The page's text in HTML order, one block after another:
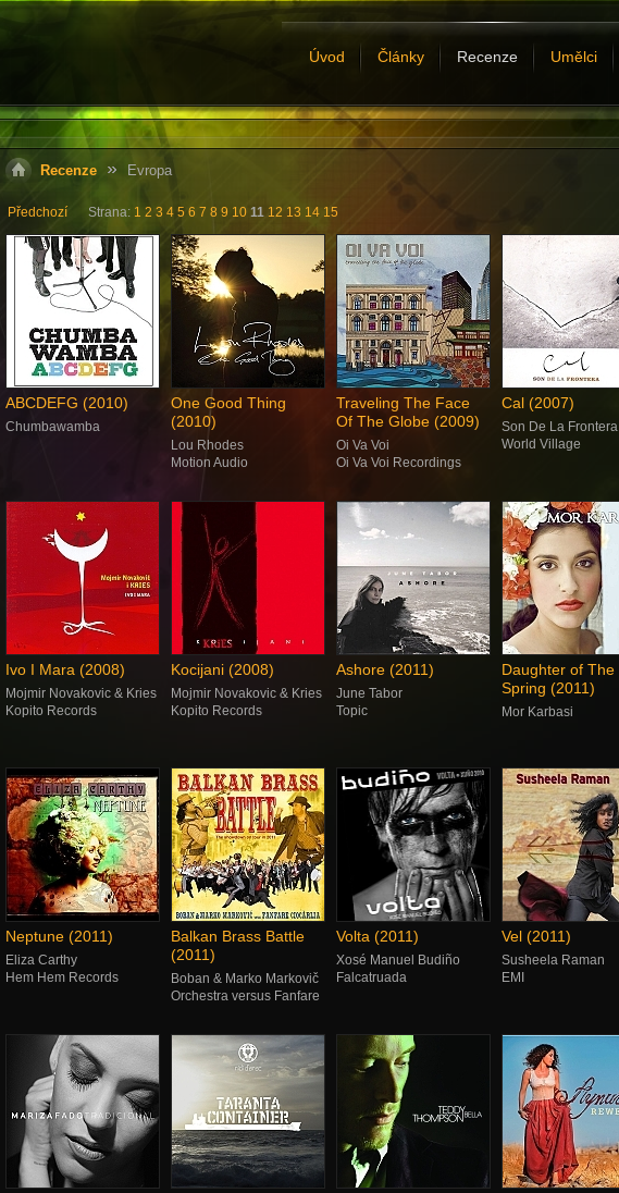
Úvod Články Recenze Umělci
Recenze Evropa
Předchozí Strana: 1 2 3 4 5 6 7 8 9 10 11 12 13 14 15
ABCDEFG (2010)
Chumbawamba
One Good Thing
(2010)
Lou Rhodes
Motion Audio
Traveling The Face
Of The Globe (2009)
Oi Va Voi
Oi Va Voi Recordings
Cal (2007)
Son De La Frontera
World Village
Ivo I Mara (2008)
Mojmir Novakovic & Kries
Kopito Records
Kocijani (2008)
Mojmir Novakovic & Kries
Kopito Records
Ashore (2011)
June Tabor
Topic
Daughter of The
Spring (2011)
Mor Karbasi
Neptune (2011)
Eliza Carthy
Hem Hem Records
Balkan Brass Battle
(2011)
Boban & Marko Markovič
Orchestra versus Fanfare
Volta (2011)
Xosé Manuel Budiño
Falcatruada
Vel (2011)
Susheela Raman
EMI